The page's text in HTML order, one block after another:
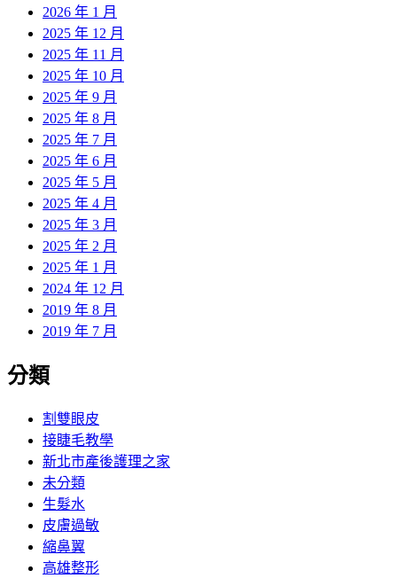
2026 年 1 月
2025 年 12 月
2025 年 11 月
2025 年 10 月
2025 年 9 月
2025 年 8 月
2025 年 7 月
2025 年 6 月
2025 年 5 月
2025 年 4 月
2025 年 3 月
2025 年 2 月
2025 年 1 月
2024 年 12 月
2019 年 8 月
2019 年 7 月
分類
割雙眼皮
接睫毛教學
新北市產後護理之家
未分類
生髮水
皮膚過敏
縮鼻翼
高雄整形